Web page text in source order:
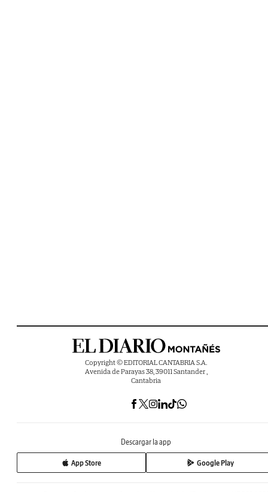
Copyright © EDITORIAL CANTABRIA S.A.
Avenida de Parayas 38, 39011 Santander ,
Cantabria
Descargar la app
App Store Google Play